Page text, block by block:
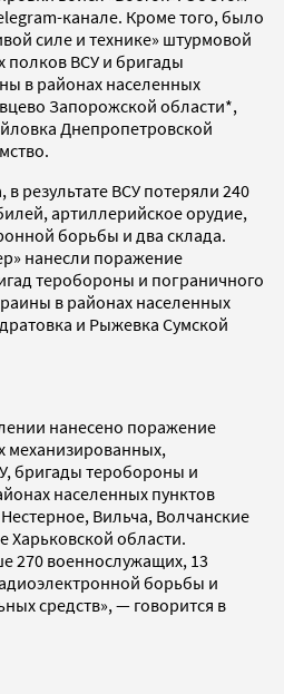
канале. Кроме того, было
силе и технике» штурмовой
полков ВСУ и бригады
в районах населенных
Запорожской области*,
Днепропетровской
результате ВСУ потеряли 240
артиллерийское орудие,
борьбы и два склада.
нанесли поражение
теробороны и пограничного
в районах населенных
и Рыжевка Сумской
нанесено поражение
механизированных,
бригады теробороны и
населенных пунктов
Вильча, Волчанские
Харьковской области.
270 военнослужащих, 13
борьбы и
средств», — говорится в